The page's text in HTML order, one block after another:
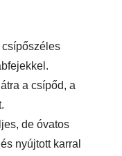
a csípőd, a
de óvatos
nyújtott karral